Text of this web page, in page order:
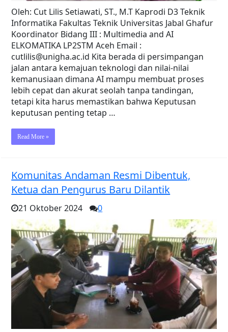
Oleh: Cut Lilis Setiawati, ST., M.T Kaprodi D3 Teknik
Informatika Fakultas Teknik Universitas Jabal Ghafur
Koordinator Bidang III : Multimedia and AI
ELKOMATIKA LP2STM Aceh Email :
cutlilis@unigha.ac.id Kita berada di persimpangan
jalan antara kemajuan teknologi dan nilai-nilai
kemanusiaan dimana AI mampu membuat proses
lebih cepat dan akurat seolah tanpa tandingan,
tetapi kita harus memastikan bahwa Keputusan
keputusan penting tetap …
Read More »
Komunitas Andaman Resmi Dibentuk,
Ketua dan Pengurus Baru Dilantik
21 Oktober 2024 0